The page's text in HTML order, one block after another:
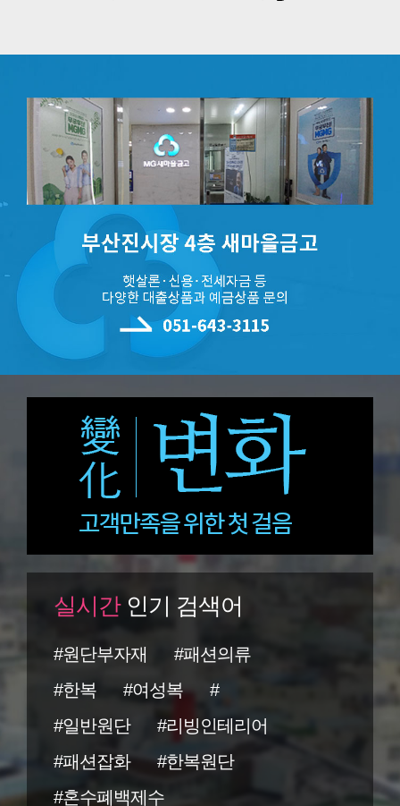
실시간인기 검색어
#원단부자재
#패션의류
#한복
#여성복
#
#일반원단
#리빙인테리어
#패션잡화
#한복원단
#혼수폐백제수